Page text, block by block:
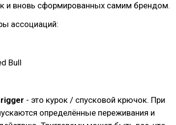
и вновь сформированных самим брендом.
ассоциаций:
Bull
- это курок / спусковой крючок. При
определённые переживания и